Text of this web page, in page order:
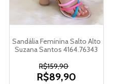
Sandália Feminina Salto Alto
Suzana Santos 4164.76343
R$159,90
R$89,90